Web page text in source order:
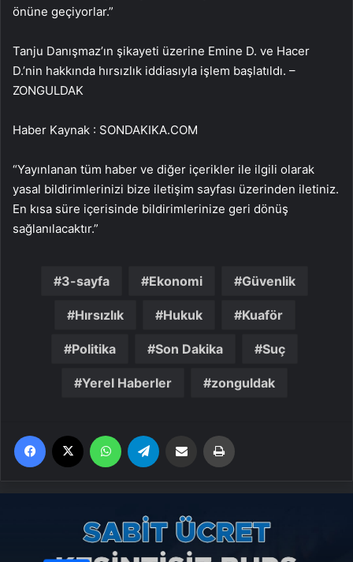
önüne geçiyorlar.”
Tanju Danışmaz’ın şikayeti üzerine Emine D. ve Hacer
D.’nin hakkında hırsızlık iddiasıyla işlem başlatıldı. –
ZONGULDAK
Haber Kaynak : SONDAKIKA.COM
“Yayınlanan tüm haber ve diğer içerikler ile ilgili olarak
yasal bildirimlerinizi bize iletişim sayfası üzerinden iletiniz.
En kısa süre içerisinde bildirimlerinize geri dönüş
sağlanılacaktır.”
3-sayfa Ekonomi Güvenlik
Hırsızlık Hukuk Kuaför
Politika Son Dakika Suç
Yerel Haberler zonguldak
Facebook WhatsApp Email'den paylaş